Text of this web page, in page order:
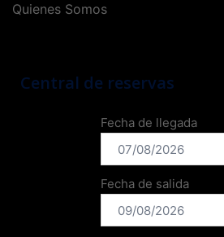
Quienes Somos
Central de reservas
Fecha de llegada
Fecha de salida